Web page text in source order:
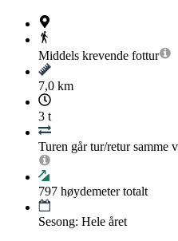
Middels krevende fottur
7,0 km
3 t
Turen går tur/retur samme
797 høydemeter totalt
Sesong: Hele året